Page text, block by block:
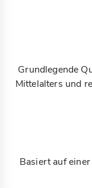
Grundlegende
Mittelalters und
Basiert auf